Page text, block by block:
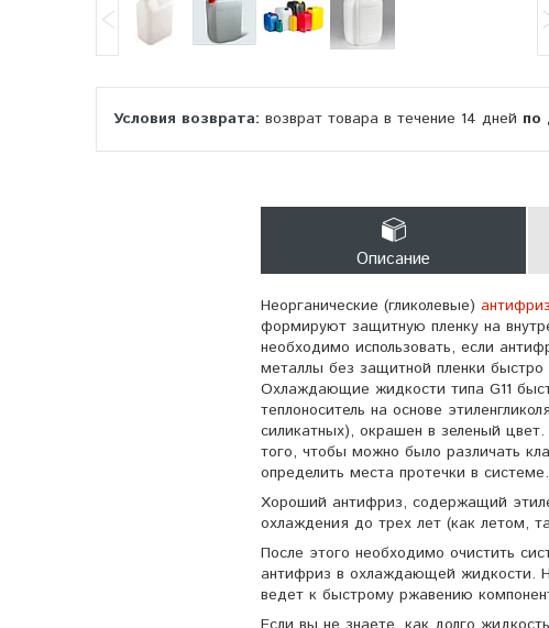
возврат товара в течение 14 дней по
Описание
Неорганические (гликолевые)
формируют защитную пленку на
необходимо использовать, если
металлы без защитной пленки
Охлаждающие жидкости типа G11
теплоноситель на основе
силикатных), окрашен в зеленый
того, чтобы можно было различать
определить места протечки в системе.
Хороший антифриз, содержащий
охлаждения до трех лет (как летом,
После этого необходимо очистить
антифриз в охлаждающей жидкости.
ведет к быстрому ржавению